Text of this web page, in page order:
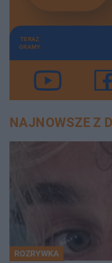
TERAZ
GRAMY
NAJNOWSZE Z
ROZRYWKA